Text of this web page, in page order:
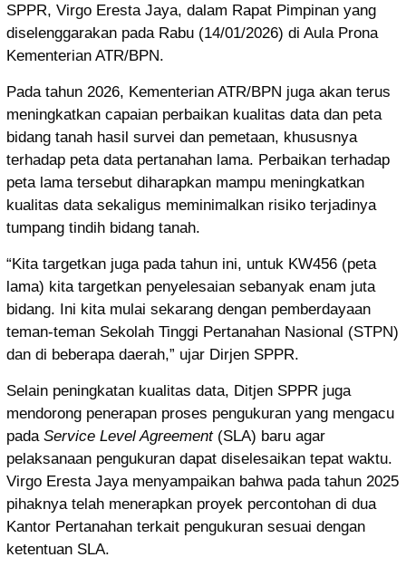
SPPR, Virgo Eresta Jaya, dalam Rapat Pimpinan yang
diselenggarakan pada Rabu (14/01/2026) di Aula Prona
Kementerian ATR/BPN.
Pada tahun 2026, Kementerian ATR/BPN juga akan terus
meningkatkan capaian perbaikan kualitas data dan peta
bidang tanah hasil survei dan pemetaan, khususnya
terhadap peta data pertanahan lama. Perbaikan terhadap
peta lama tersebut diharapkan mampu meningkatkan
kualitas data sekaligus meminimalkan risiko terjadinya
tumpang tindih bidang tanah.
“Kita targetkan juga pada tahun ini, untuk KW456 (peta
lama) kita targetkan penyelesaian sebanyak enam juta
bidang. Ini kita mulai sekarang dengan pemberdayaan
teman-teman Sekolah Tinggi Pertanahan Nasional (STPN)
dan di beberapa daerah,” ujar Dirjen SPPR.
Selain peningkatan kualitas data, Ditjen SPPR juga
mendorong penerapan proses pengukuran yang mengacu
pada Service Level Agreement(SLA) baru agar
pelaksanaan pengukuran dapat diselesaikan tepat waktu.
Virgo Eresta Jaya menyampaikan bahwa pada tahun 2025
pihaknya telah menerapkan proyek percontohan di dua
Kantor Pertanahan terkait pengukuran sesuai dengan
ketentuan SLA.